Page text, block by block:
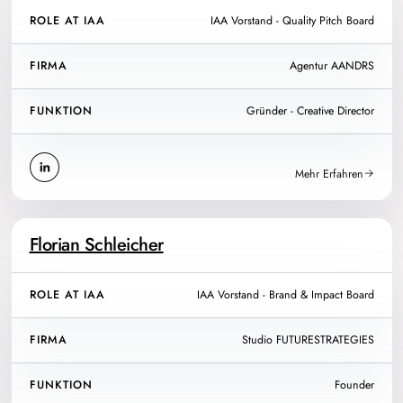
ROLE AT IAA IAA Vorstand - Quality Pitch Board
FIRMA Agentur AANDRS
FUNKTION Gründer - Creative Director
Mehr Erfahren
Florian Schleicher
ROLE AT IAA IAA Vorstand - Brand & Impact Board
FIRMA Studio FUTURESTRATEGIES
FUNKTION Founder